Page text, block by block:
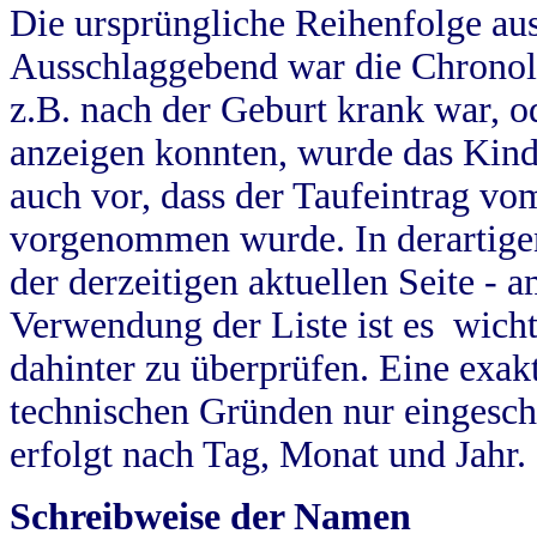
Die ursprüngliche Reihenfolge
Ausschlaggebend war die
z.B. nach der Geburt krank war,
anzeigen konnten, wurde das
auch vor, dass der Taufeintrag
vorgenommen wurde. In
der derzeitigen aktuellen Seite -
Verwendung der Liste ist es
dahinter zu überprüfen. Eine
technischen Gründen nur
erfolgt nach Tag, Monat und Jahr.
Schreibweise der Namen